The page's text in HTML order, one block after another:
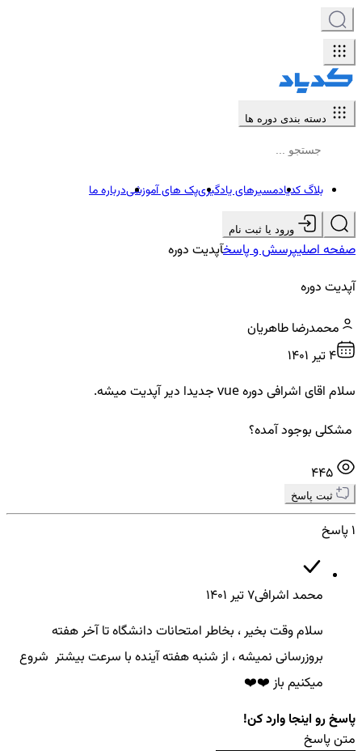
دسته بندی دوره ها
بلاگ کدیادمسیرهای یادگیریپک های آموزشیدرباره ما
ورود یا ثبت نام
صفحه اصلیپرسش و پاسخآپدیت دوره
آپدیت دوره
محمدرضا طاهریان
4 تير ۱۴۰۱
سلام اقای اشرافی دوره vue جدیدا دیر آپدیت میشه.
مشکلی بوجود آمده؟
ثبت پاسخ
1 پاسخ
محمد اشرافی7 تير ۱۴۰۱
سلام وقت بخیر ، بخاطر امتحانات دانشگاه تا آخر هفته
بروزرسانی نمیشه ، از شنبه هفته آینده با سرعت بیشتر شروع
میکنیم باز ❤️❤️
پاسخ رو اینجا وارد کن!
متن پاسخ